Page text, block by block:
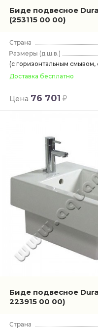
Биде подвесное
(253115 00 00)
(д.ш.в.)
(с горизонтальным
Доставка бесплатно
Цена 76 701
Биде подвесное
223915 00 00)